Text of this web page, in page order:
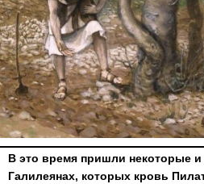
В это время пришли некоторые и
Галилеянах, которых кровь